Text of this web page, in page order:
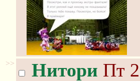
>> Нитори Пт